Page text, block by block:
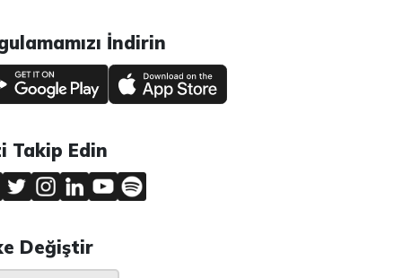
İndirin
Takip Edin
Değiştir